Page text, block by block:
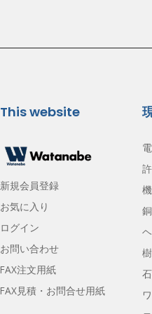
This website
新規会員登録
お気に入り
ログイン
お問い合わせ
FAX注文用紙
FAX見積・お問合せ用紙